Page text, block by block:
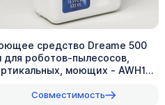
средство Dreame 500
для роботов-пылесосов,
моющих - AWH10,
Совместимость